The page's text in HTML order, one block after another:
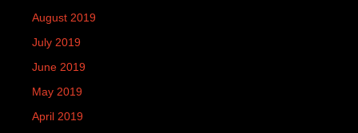
August 2019
July 2019
June 2019
May 2019
April 2019